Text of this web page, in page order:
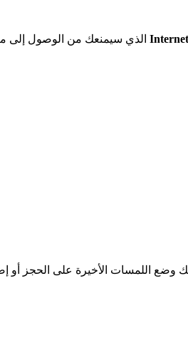
الذي سيمنعك من الوصول إلى
وضع اللمسات الأخيرة على الحجز أو